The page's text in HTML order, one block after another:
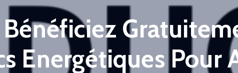
Bénéficiez
Energétiques Pour